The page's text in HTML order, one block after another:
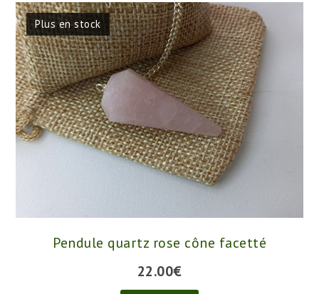
Plus en stock
Pendule quartz rose cône facetté
22.00€